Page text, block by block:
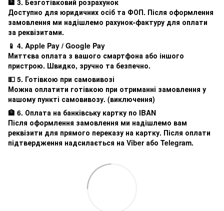
Доступно для юридичних осіб та ФОП. Після оформлення
замовлення ми надішлемо рахунок-фактуру для оплати
за реквізитами.
📱 4. Apple Pay / Google Pay
Миттєва оплата з вашого смартфона або іншого
пристрою. Швидко, зручно та безпечно.
💵 5. Готівкою при самовивозі
Можна оплатити готівкою при отриманні замовлення у
нашому пункті самовивозу. (виключення)
🏦 6. Оплата на банківську картку по IBAN
Після оформлення замовлення ми надішлемо вам
реквізити для прямого переказу на картку. Після оплати
підтвердження надсилається на Viber або Telegram.